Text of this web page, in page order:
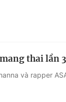
thai lần 3
và rapper